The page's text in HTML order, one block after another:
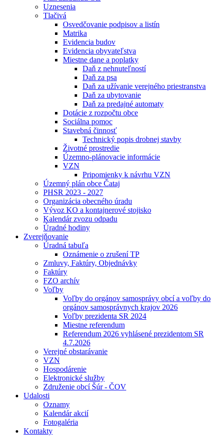
Uznesenia
Tlačivá
Osvedčovanie podpisov a listín
Matrika
Evidencia budov
Evidencia obyvateľstva
Miestne dane a poplatky
Daň z nehnuteľností
Daň za psa
Daň za užívanie verejného priestranstva
Daň za ubytovanie
Daň za predajné automaty
Dotácie z rozpočtu obce
Sociálna pomoc
Stavebná činnosť
Technický popis drobnej stavby
Životné prostredie
Územno-plánovacie informácie
VZN
Pripomienky k návrhu VZN
Územný plán obce Čataj
PHSR 2023 - 2027
Organizácia obecného úradu
Vývoz KO a kontajnerové stojisko
Kalendár zvozu odpadu
Úradné hodiny
Zverejňovanie
Úradná tabuľa
Oznámenie o zrušení TP
Zmluvy, Faktúry, Objednávky
Faktúry
FZO archív
Voľby
Voľby do orgánov samosprávy obcí a voľby do
orgánov samosprávnych krajov 2026
Voľby prezidenta SR 2024
Miestne referendum
Referendum 2026 vyhlásené prezidentom SR
4.7.2026
Verejné obstarávanie
VZN
Hospodárenie
Elektronické služby
Združenie obcí Šúr - ČOV
Udalosti
Oznamy
Kalendár akcií
Fotogaléria
Kontakty